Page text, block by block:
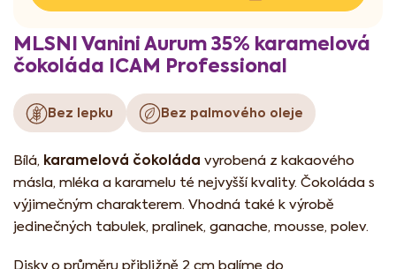
MLSNI Vanini Aurum 35% karamelová
čokoláda ICAM Professional
Bez lepku Bez palmového oleje
Bílá, karamelová čokoláda vyrobená z kakaového
másla, mléka a karamelu té nejvyšší kvality. Čokoláda s
výjimečným charakterem. Vhodná také k výrobě
jedinečných tabulek, pralinek, ganache, mousse, polev.
Disky o průměru přibližně 2 cm balíme do